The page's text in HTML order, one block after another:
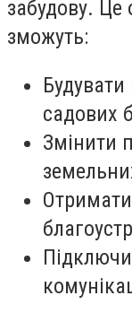
забудову.
зможуть:
садових
Змінити